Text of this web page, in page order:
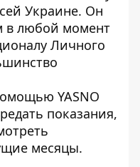
Украине. Он
в любой момент
Личного
YASNO
показания,
месяцы.